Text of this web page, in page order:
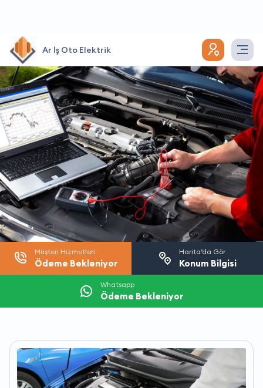
Ar İş Oto Elektrik
Müşteri Hizmetleri
Ödeme Bekleniyor
Harita’da Gör
Konum Bilgisi
Whatsapp
Ödeme Bekleniyor